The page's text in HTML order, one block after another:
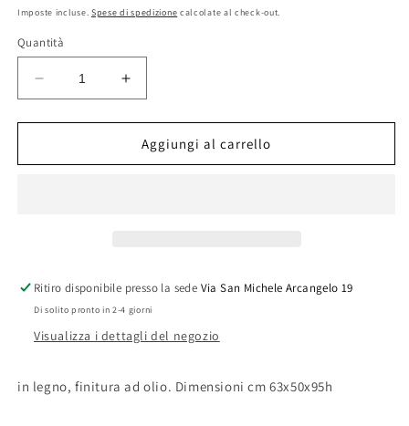
di
Imposte incluse. Spese di spedizione calcolate al check-out.
Quantità
Diminuisci
quantità
per
IN
Aumenta
quantità
per
POLTRONA
IN
Aggiungi al carrello
Ritiro disponibile presso la sede Via San Michele Arcangelo 19
Di solito pronto in 2-4 giorni
Visualizza i dettagli del negozio
in legno, finitura ad olio. Dimensioni cm 63x50x95h